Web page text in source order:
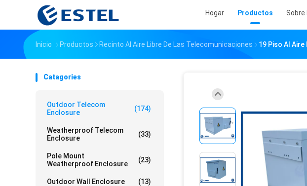
Hogar Productos Sobre
Inicio Productos Recinto Al Aire Libre De Las Telecomunicaciones 19 Piso Al
Catagories
Outdoor Telecom
Enclosure
(174)
Weatherproof Telecom
Enclosure
(33)
Pole Mount
Weatherproof Enclosure
(23)
Outdoor Wall Enclosure (13)